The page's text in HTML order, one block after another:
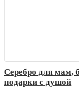
Серебро для мам,
подарки с душой